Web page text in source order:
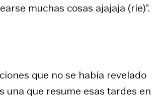
muchas cosas ajajaja (ríe)”.
que no se había revelado
una que resume esas tardes en